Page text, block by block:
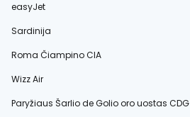
easyJet
Sardinija
Roma Čiampino CIA
Wizz Air
Paryžiaus Šarlio de Golio oro uostas CDG